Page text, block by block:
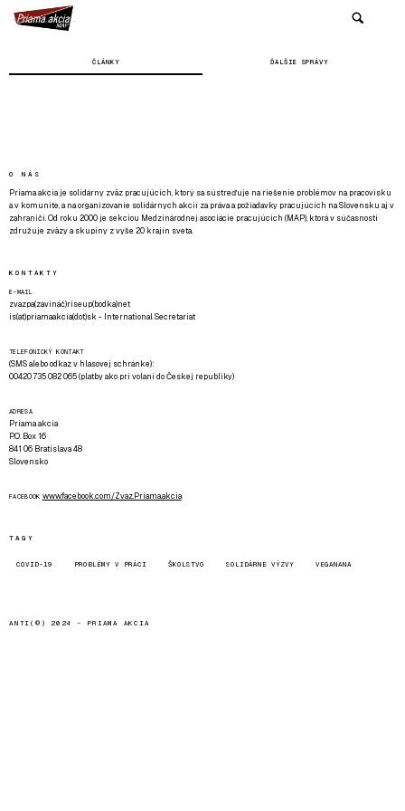
ČLÁNKY ĎALŠIE SPRÁVY
O NÁS
Priama akcia je solidárny zväz pracujúcich, ktorý sa sústreďuje na riešenie problémov na pracovisku
a v komunite, a na organizovanie solidárnych akcií za práva a požiadavky pracujúcich na Slovensku aj v
zahraničí. Od roku 2000 je sekciou Medzinárodnej asociácie pracujúcich (MAP), ktorá v súčasnosti
združuje zväzy a skupiny z vyše 20 krajín sveta.
KONTAKTY
E-MAIL
zvazpa(zavináč)riseup(bodka)net
is(at)priamaakcia(dot)sk - International Secretariat
TELEFONICKÝ KONTAKT
(SMS alebo odkaz v hlasovej schránke):
00420 735 082 065 (platby ako pri volaní do Českej republiky)
ADRESA
Priama akcia
P.O. Box 16
841 06 Bratislava 48
Slovensko
FACEBOOK www.facebook.com/Zvaz.Priama.akcia
TAGY
COVID-19 PROBLÉMY V PRÁCI ŠKOLSTVO SOLIDÁRNE VÝZVY VEGANANA
ANTI(©) 2024 - PRIAMA AKCIA